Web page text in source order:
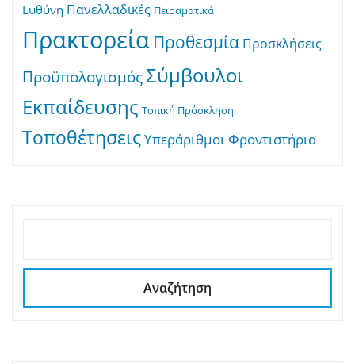
Ευθύνη Πανελλαδικές Πειραματικά
Πρακτορεία Προθεσμία Προσκλήσεις
ΠροϋπολογισμόςΣύμβουλοι
Εκπαίδευσης Τοπική Πρόσκληση
ΤοποθέτησειςΥπεράριθμοι Φροντιστήρια
Αναζήτηση